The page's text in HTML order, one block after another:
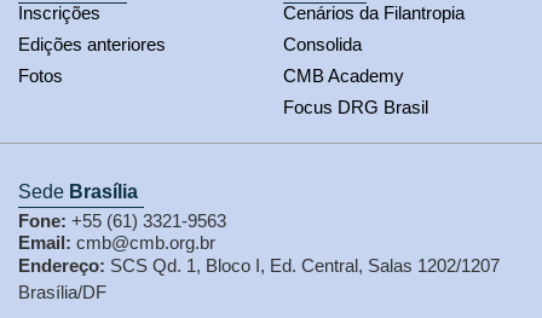
Inscrições
Edições anteriores
Fotos
Cenários da Filantropia
Consolida
CMB Academy
Focus DRG Brasil
Sede Brasília
Fone: +55 (61) 3321-9563
Email: cmb@cmb.org.br
Endereço: SCS Qd. 1, Bloco I, Ed. Central, Salas 1202/1207
Brasília/DF